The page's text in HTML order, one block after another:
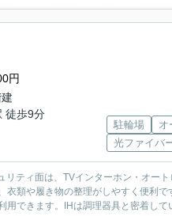
円
徒歩9分
駐輪場 オ
光ファイバ
ティ面は、TVインターホン・オー
類や履き物の整理がしやすく便利
できます。IHは調理器具と密着して